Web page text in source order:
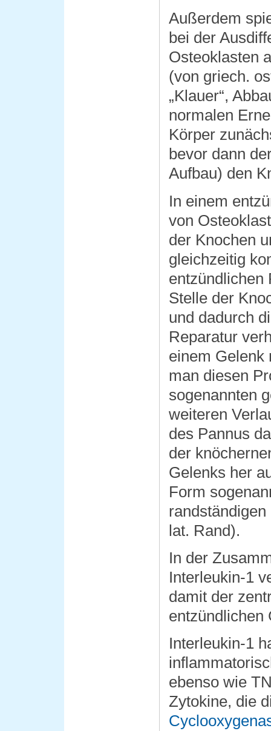
Außerdem
bei der
Osteoklasten
(von griech.
„Klauer“,
normalen
Körper
bevor dann
Aufbau) den
In einem
von
der Knochen
gleichzeitig
entzündlichen
Stelle der
und dadurch
Reparatur
einem Gelenk
man diesen
sogenannten
weiteren
des Pannus
der
Gelenks her
Form
lat. Rand).
In der
Interleukin-1
damit der
entzündlichen
Interleukin-1
ebenso wie
Zytokine, die